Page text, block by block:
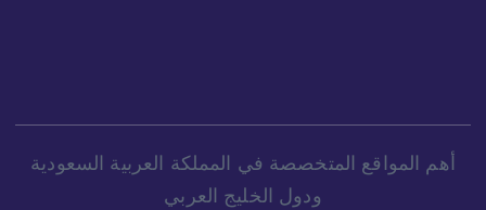
أهم المواقع المتخصصة في المملكة العربية السعودية
ودول الخليج العربي